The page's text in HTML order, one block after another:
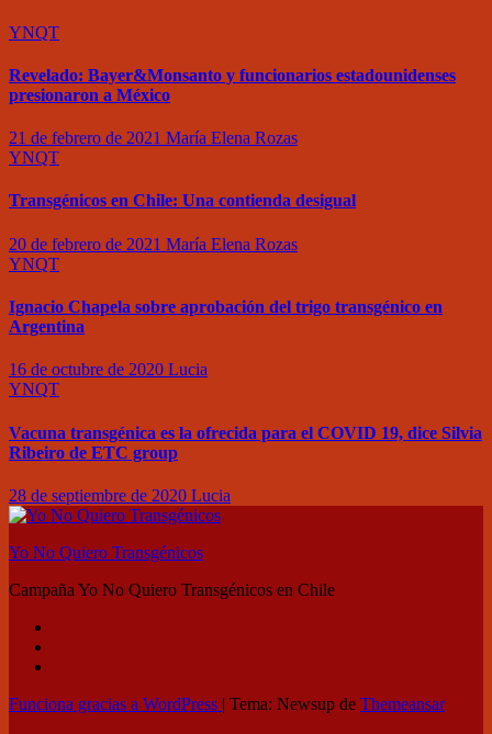
YNQT
Revelado: Bayer&Monsanto y funcionarios estadounidenses
presionaron a México
21 de febrero de 2021 María Elena Rozas
YNQT
Transgénicos en Chile: Una contienda desigual
20 de febrero de 2021 María Elena Rozas
YNQT
Ignacio Chapela sobre aprobación del trigo transgénico en
Argentina
16 de octubre de 2020 Lucia
YNQT
Vacuna transgénica es la ofrecida para el COVID 19, dice Silvia
Ribeiro de ETC group
28 de septiembre de 2020 Lucia
Yo No Quiero Transgénicos
Campaña Yo No Quiero Transgénicos en Chile
Funciona gracias a WordPress | Tema: Newsup de Themeansar